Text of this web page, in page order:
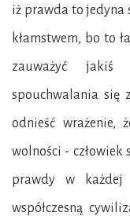
iż prawda to jedyna
kłamstwem, bo to
zauważyć jakiś
spouchwalania się
odnieść wrażenie,
wolności - człowiek
prawdy w każdej
współczesną